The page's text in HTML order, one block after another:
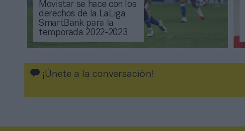
Movistar se hace con los
derechos de la LaLiga
SmartBank para la
temporada 2022-2023
¡Únete a la conversación!